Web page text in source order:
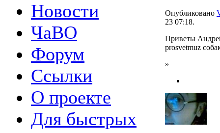
Новости
ЧаВО
Форум
Ссылки
О проекте
Для быстрых
Опубликовано
23 07:18.
Приветы
prosvetmuz
»